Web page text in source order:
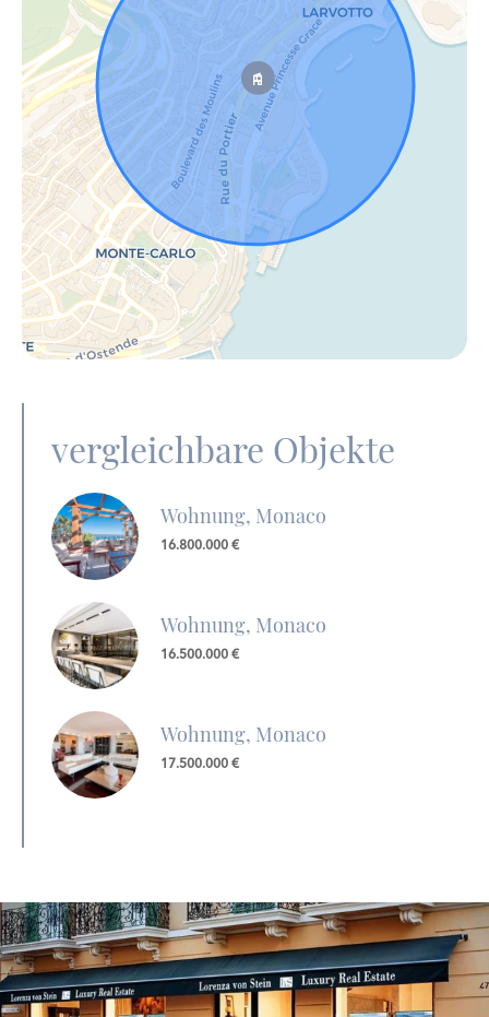
vergleichbare Objekte
Wohnung, Monaco
16.800.000 €
Wohnung, Monaco
16.500.000 €
Wohnung, Monaco
17.500.000 €